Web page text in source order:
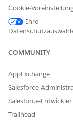
Geben Sie uns
Cookie-
Ihre
COMMUNITY
AppExchange
Salesforce-
Salesforce-Entwickler
Trailhead